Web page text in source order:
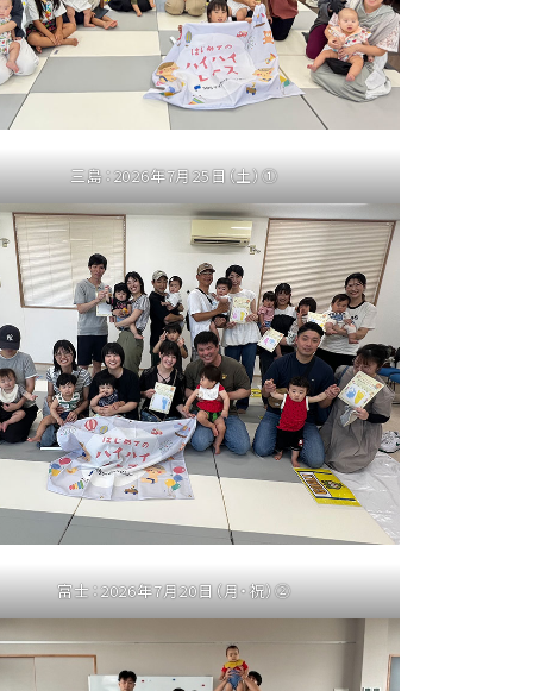
三島：2026年7月25日（土）①
富士：2026年7月20日（月・祝）②